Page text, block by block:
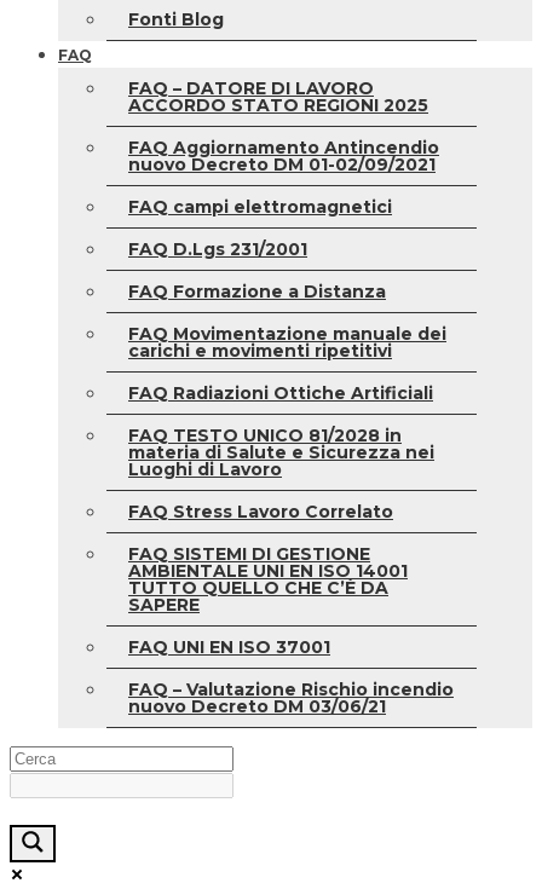
Fonti Blog
FAQ
FAQ – DATORE DI LAVORO
ACCORDO STATO REGIONI 2025
FAQ Aggiornamento Antincendio
nuovo Decreto DM 01-02/09/2021
FAQ campi elettromagnetici
FAQ D.Lgs 231/2001
FAQ Formazione a Distanza
FAQ Movimentazione manuale dei
carichi e movimenti ripetitivi
FAQ Radiazioni Ottiche Artificiali
FAQ TESTO UNICO 81/2028 in
materia di Salute e Sicurezza nei
Luoghi di Lavoro
FAQ Stress Lavoro Correlato
FAQ SISTEMI DI GESTIONE
AMBIENTALE UNI EN ISO 14001
TUTTO QUELLO CHE C’È DA
SAPERE
FAQ UNI EN ISO 37001
FAQ – Valutazione Rischio incendio
nuovo Decreto DM 03/06/21